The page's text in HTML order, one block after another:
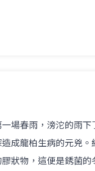
場春雨，滂沱的雨下
成龍柏生病的元兇
狀物，這便是銹菌的